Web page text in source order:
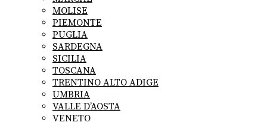
MOLISE
PIEMONTE
PUGLIA
SARDEGNA
SICILIA
TOSCANA
TRENTINO ALTO ADIGE
UMBRIA
VALLE D’AOSTA
VENETO